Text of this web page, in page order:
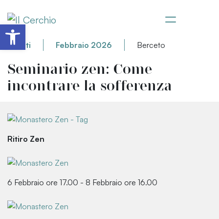
Eventi Febbraio 2026 Berceto
Seminario zen: Come
incontrare la sofferenza
Ritiro Zen
6 Febbraio ore 17.00 - 8 Febbraio ore 16.00
Apri la barra degli strumenti